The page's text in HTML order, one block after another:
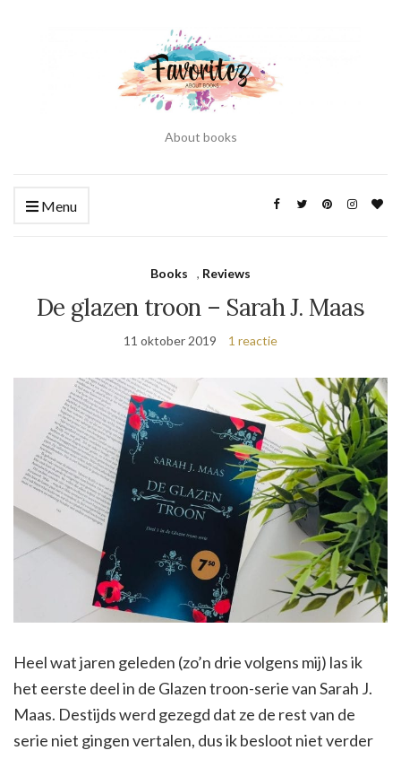
About books
Menu
Books , Reviews
De glazen troon – Sarah J. Maas
11 oktober 2019 1 reactie
Heel wat jaren geleden (zo’n drie volgens mij) las ik
het eerste deel in de Glazen troon-serie van Sarah J.
Maas. Destijds werd gezegd dat ze de rest van de
serie niet gingen vertalen, dus ik besloot niet verder